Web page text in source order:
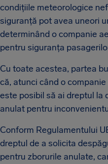
condițiile meteorologice
siguranță pot avea uneori
determinând o companie
pentru siguranța
Cu toate acestea, partea
că, atunci când o
este posibil să ai dreptul la
anulat pentru
Conform Regulamentului
dreptul de a solicita
pentru zborurile anulate,